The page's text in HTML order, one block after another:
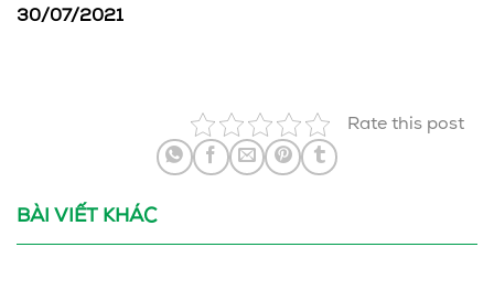
30/07/2021
Rate this post
BÀI VIẾT KHÁC